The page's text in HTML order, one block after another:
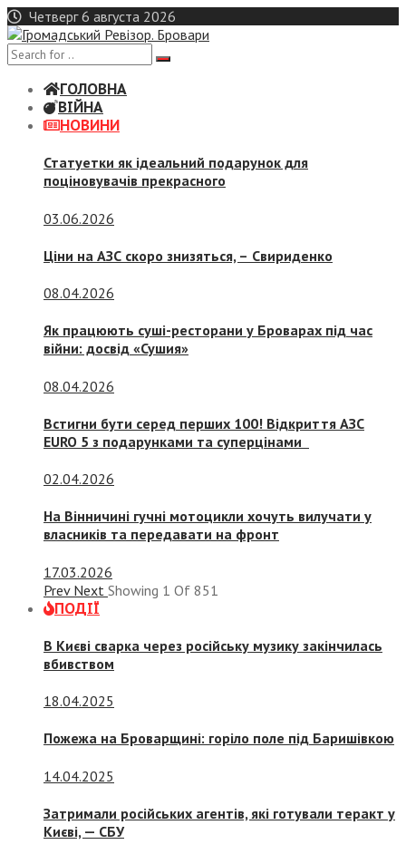
Skip
to
content
Четверг 6 августа 2026
ГОЛОВНА
ВІЙНА
НОВИНИ
Статуетки як ідеальний подарунок для
поціновувачів прекрасного
03.06.2026
Ціни на АЗС скоро знизяться, – Свириденко
08.04.2026
Як працюють суші-ресторани у Броварах під час
війни: досвід «Сушия»
08.04.2026
Встигни бути серед перших 100! Відкриття АЗС
EURO 5 з подарунками та суперцінами
02.04.2026
На Вінничині гучні мотоцикли хочуть вилучати у
власників та передавати на фронт
17.03.2026
Prev Next Showing 1 Of 851
ПОДІЇ
В Києві сварка через російську музику закінчилась
вбивством
18.04.2025
Пожежа на Броварщині: горіло поле під Баришівкою
14.04.2025
Затримали російських агентів, які готували теракт у
Києві, — СБУ